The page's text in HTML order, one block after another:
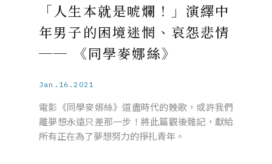
「人生本就是唬爛！」演繹中
年男子的困境迷惘、哀怨悲情
── 《同學麥娜絲》
Jan.16.2021
電影《同學麥娜絲》道盡時代的輓歌，或許我們
離夢想永遠只差那一步！將此篇觀後雜記，獻給
所有正在為了夢想努力的掙扎青年。